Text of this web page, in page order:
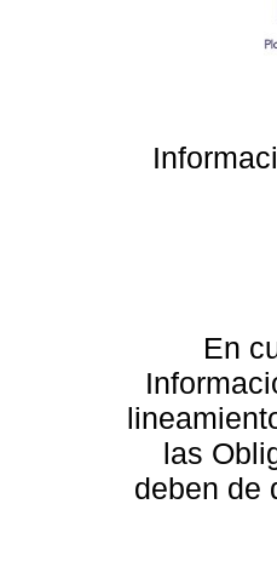
En
las
deben de